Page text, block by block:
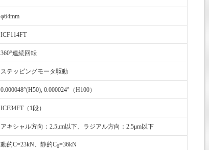
φ64mm
ICF114FT
360°連続回転
ステッピングモータ駆動
0.000048°(H50), 0.000024°（H100）
ICF34FT（1段）
アキシャル方向：2.5μm以下、ラジアル方向：2.5μm以下
動的C=23kN、静的C0=36kN